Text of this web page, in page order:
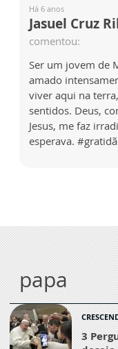
Há 6 anos
Jasuel Cruz
comentou:
Ser um jovem de
amado
viver aqui na
sentidos. Deus,
Jesus, me faz
esperava.
papa
3